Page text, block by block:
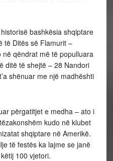
bashkësia shqiptare
të Ditës së Flamurit –
qëndrat më të populluara
ditë të shejtë – 28 Nandori
shënuar me një madhështi
përgatitjet e medha – ato i
kudo në klubet
shqiptare në Amerikë.
të festës ka lajme se janë
100 vjetori.